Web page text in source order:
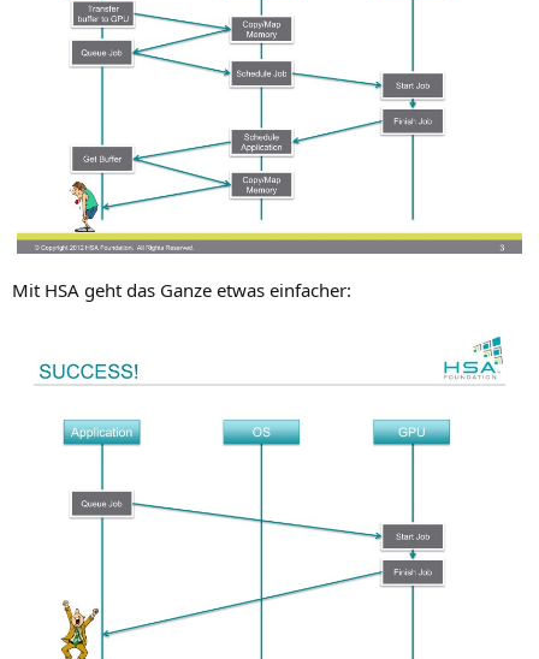
Mit HSA geht das Gan­ze etwas einfacher: